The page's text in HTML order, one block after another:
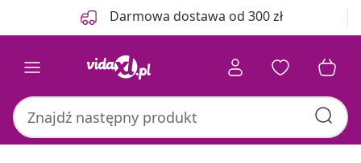
Darmowa dostawa od 300 zł